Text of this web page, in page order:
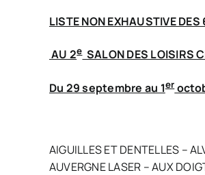
LISTE NON EXHAUSTIVE
AU 2eSALON DES LOISIRS
Du 29 septembre au 1er
AIGUILLES ET DENTELLES –
AUVERGNE LASER – AUX